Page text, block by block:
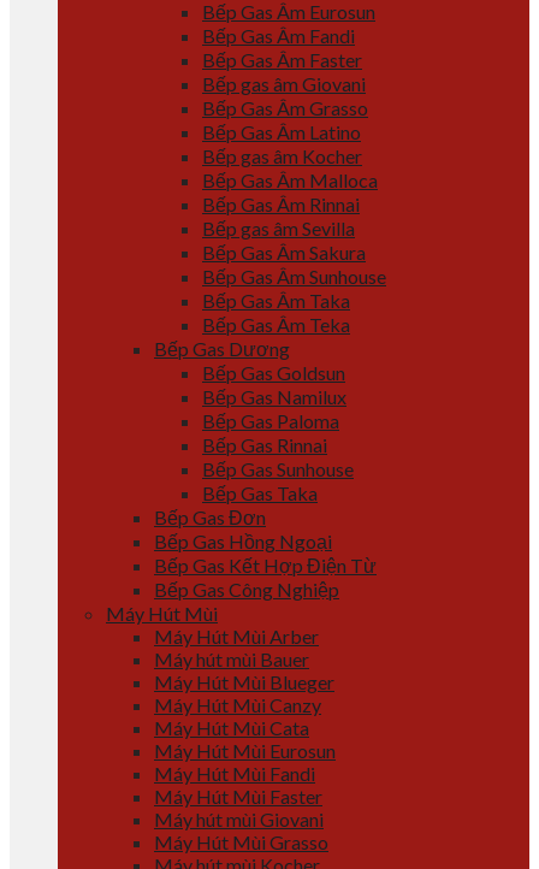
Bếp Gas Âm Eurosun
Bếp Gas Âm Fandi
Bếp Gas Âm Faster
Bếp gas âm Giovani
Bếp Gas Âm Grasso
Bếp Gas Âm Latino
Bếp gas âm Kocher
Bếp Gas Âm Malloca
Bếp Gas Âm Rinnai
Bếp gas âm Sevilla
Bếp Gas Âm Sakura
Bếp Gas Âm Sunhouse
Bếp Gas Âm Taka
Bếp Gas Âm Teka
Bếp Gas Dương
Bếp Gas Goldsun
Bếp Gas Namilux
Bếp Gas Paloma
Bếp Gas Rinnai
Bếp Gas Sunhouse
Bếp Gas Taka
Bếp Gas Đơn
Bếp Gas Hồng Ngoại
Bếp Gas Kết Hợp Điện Từ
Bếp Gas Công Nghiệp
Máy Hút Mùi
Máy Hút Mùi Arber
Máy hút mùi Bauer
Máy Hút Mùi Blueger
Máy Hút Mùi Canzy
Máy Hút Mùi Cata
Máy Hút Mùi Eurosun
Máy Hút Mùi Fandi
Máy Hút Mùi Faster
Máy hút mùi Giovani
Máy Hút Mùi Grasso